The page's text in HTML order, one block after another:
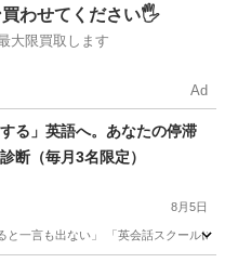
買わせてください🖐️
大限買取します
Ad
る」英語へ。あなたの停滞
断（毎月3名限定）
8月5日
と一言も出ない」 「英会話スクール